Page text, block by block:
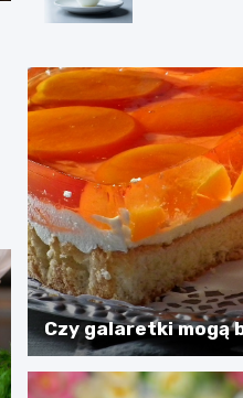
Czy galaretki mogą